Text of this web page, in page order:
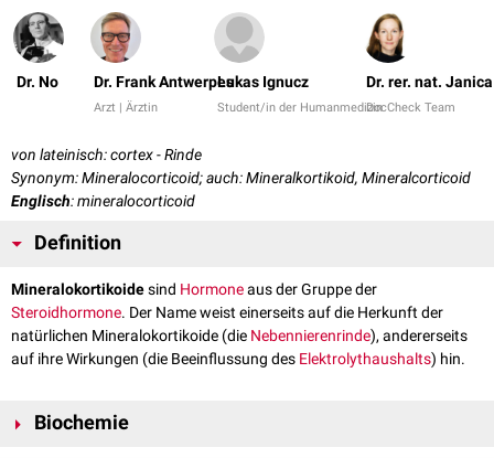
Dr. No Dr. Frank Antwerpes
Arzt | Ärztin
Lukas Ignucz
Student/in der Humanmedizin
Dr. rer. nat.
DocCheck Team
von lateinisch: cortex - Rinde
Synonym: Mineralocorticoid; auch: Mineralkortikoid, Mineralcorticoid
Englisch: mineralocorticoid
Definition
Mineralokortikoidesind Hormoneaus der Gruppe der
Steroidhormone. Der Name weist einerseits auf die Herkunft der
natürlichen Mineralokortikoide (die Nebennierenrinde), andererseits
auf ihre Wirkungen (die Beeinflussung des Elektrolythaushalts) hin.
Biochemie